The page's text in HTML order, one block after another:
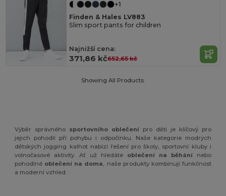
+1
Finden & Hales LV883
Slim sport pants for children
Najnižší cena:
371,86 kč652,65 kč
Showing All Products.
Výběr správného sportovního oblečení pro děti je klíčový pro
jejich pohodlí při pohybu i odpočinku. Naše kategorie modrých
dětských jogging kalhot nabízí řešení pro školy, sportovní kluby i
volnočasové aktivity. Ať už hledáte oblečení na běhánínebo
pohodlné oblečení na doma
, naše produkty kombinují funkčnost
a moderní vzhled.